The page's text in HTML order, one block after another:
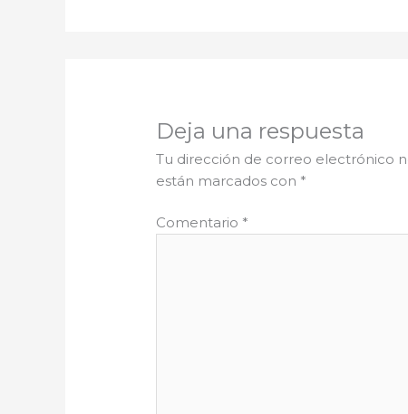
Deja una respuesta
Tu dirección de correo electrónico
están marcados con *
Comentario *